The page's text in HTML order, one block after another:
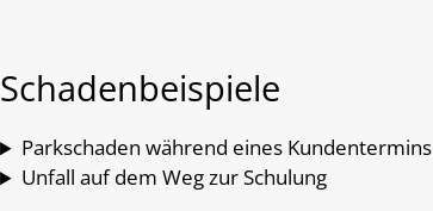
Schadenbeispiele
Parkschaden während eines Kundentermins
Unfall auf dem Weg zur Schulung